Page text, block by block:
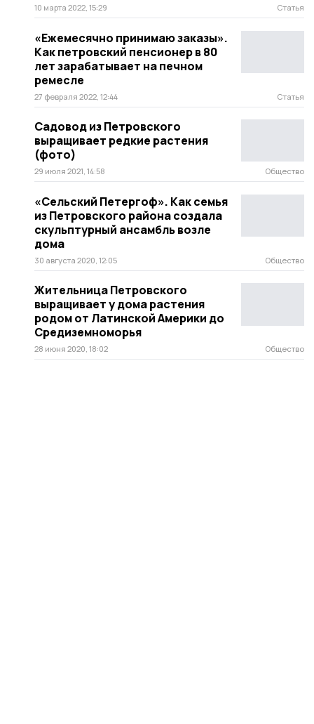
10 марта 2022, 15:29 Статья
«Ежемесячно принимаю заказы».
Как петровский пенсионер в 80
лет зарабатывает на печном
ремесле
27 февраля 2022, 12:44 Статья
Садовод из Петровского
выращивает редкие растения
(фото)
29 июля 2021, 14:58 Общество
«Сельский Петергоф». Как семья
из Петровского района создала
скульптурный ансамбль возле
дома
30 августа 2020, 12:05 Общество
Жительница Петровского
выращивает у дома растения
родом от Латинской Америки до
Средиземноморья
28 июня 2020, 18:02 Общество